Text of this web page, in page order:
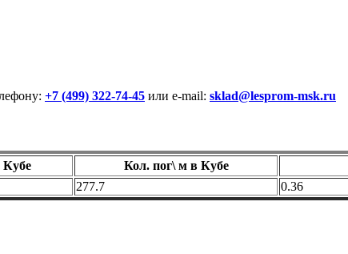
+7 (499) 322-74-45 или e-mail: sklad@lesprom-msk.ru
Кол. пог\ м в Кубе
277.7 0.36